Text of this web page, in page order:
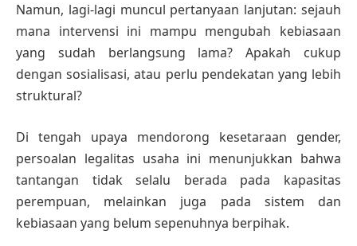
Namun, lagi-lagi muncul pertanyaan lanjutan: sejauh
mana intervensi ini mampu mengubah kebiasaan
yang sudah berlangsung lama? Apakah cukup
dengan sosialisasi, atau perlu pendekatan yang lebih
struktural?
Di tengah upaya mendorong kesetaraan gender,
persoalan legalitas usaha ini menunjukkan bahwa
tantangan tidak selalu berada pada kapasitas
perempuan, melainkan juga pada sistem dan
kebiasaan yang belum sepenuhnya berpihak.